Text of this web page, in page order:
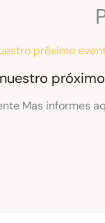
nuestro
Mas informes